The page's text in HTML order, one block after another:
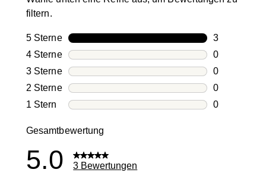
filtern.
5 SterneSterne
3
3
4 SterneSterne
0
0
3 SterneSterne
0
0
2 SterneSterne
0
0
1 Stern Sterne
0
Gesamtbewertung
5.0 3 Bewertungen